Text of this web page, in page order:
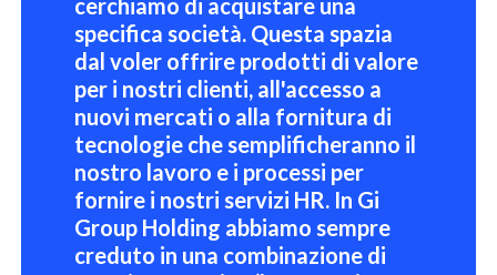
cerchiamo di acquistare una
specifica società. Questa spazia
dal voler offrire prodotti di valore
per i nostri clienti, all'accesso a
nuovi mercati o alla fornitura di
tecnologie che semplificheranno il
nostro lavoro e i processi per
fornire i nostri servizi HR. In Gi
Group Holding abbiamo sempre
creduto in una combinazione di